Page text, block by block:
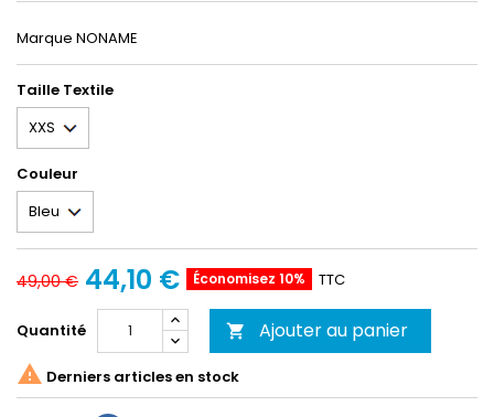
Marque NONAME
Taille Textile
Couleur
49,00 € 44,10 € Économisez 10% TTC
Quantité  Ajouter au panier
 Derniers articles en stock